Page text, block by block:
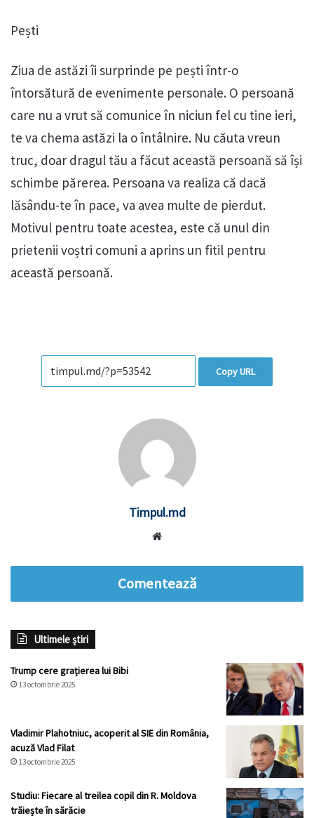
Pești
Ziua de astăzi îi surprinde pe pești într-o
întorsătură de evenimente personale. O persoană
care nu a vrut să comunice în niciun fel cu tine ieri,
te va chema astăzi la o întâlnire. Nu căuta vreun
truc, doar dragul tău a făcut această persoană să își
schimbe părerea. Persoana va realiza că dacă
lăsându-te în pace, va avea multe de pierdut.
Motivul pentru toate acestea, este că unul din
prietenii voștri comuni a aprins un fitil pentru
această persoană.
Copy URL
Timpul.md
Comentează
Ultimele știri
Trump cere grațierea lui Bibi
13 octombrie 2025
Vladimir Plahotniuc, acoperit al SIE din România,
acuză Vlad Filat
13 octombrie 2025
Studiu: Fiecare al treilea copil din R. Moldova
trăiește în sărăcie